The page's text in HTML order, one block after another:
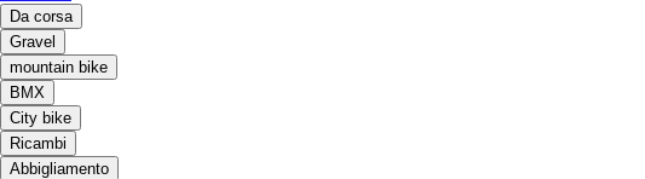
Da corsa
Gravel
mountain bike
BMX
City bike
Ricambi
Abbigliamento